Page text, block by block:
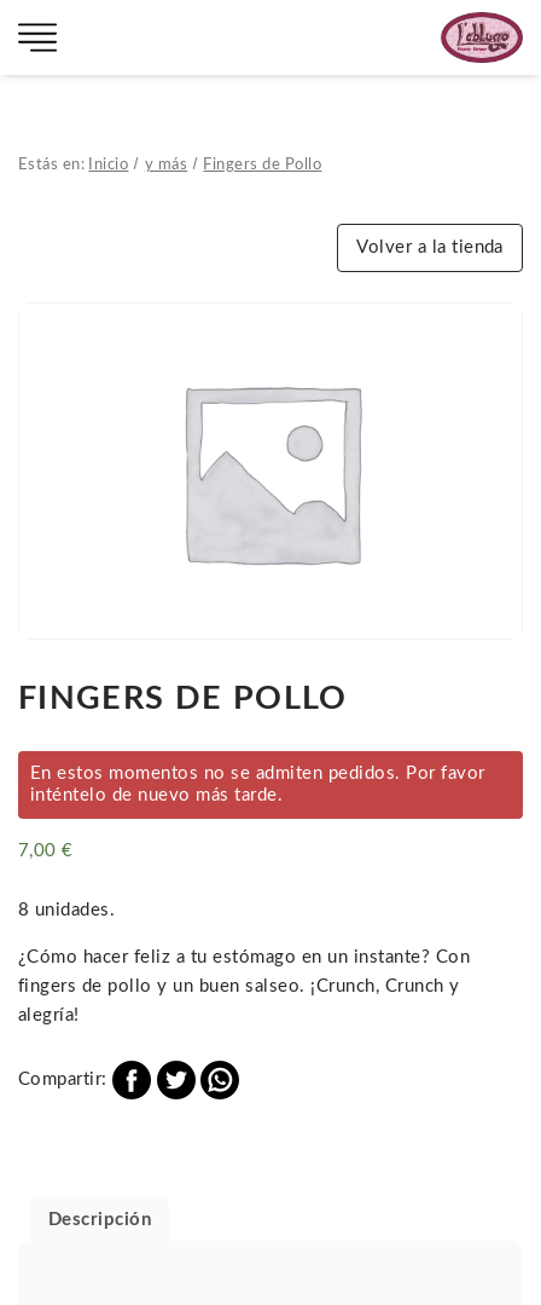
Estás en: Inicio y más Fingers de Pollo
Volver a la tienda
FINGERS DE POLLO
En estos momentos no se admiten pedidos. Por favor
inténtelo de nuevo más tarde.
7,00€
8 unidades.
¿Cómo hacer feliz a tu estómago en un instante? Con
fingers de pollo y un buen salseo. ¡Crunch, Crunch y
alegría!
Compartir:
Descripción